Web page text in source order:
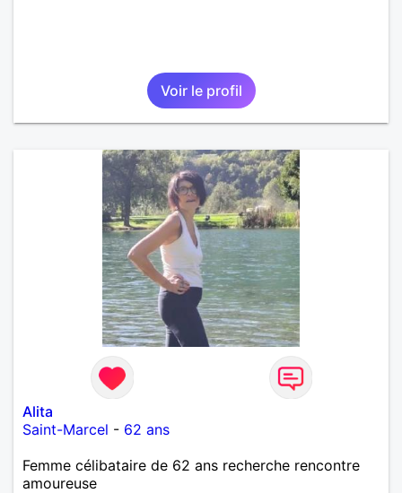
Voir le profil
Alita
Saint-Marcel - 62 ans
Femme célibataire de 62 ans recherche rencontre
amoureuse